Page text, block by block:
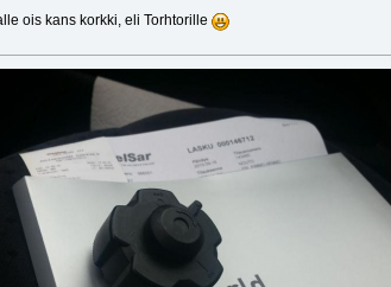
ois kans korkki, eli Torhtorille